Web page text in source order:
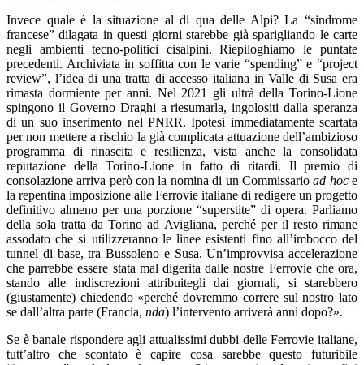
Invece quale è la situazione al di qua delle Alpi? La “sindrome
francese” dilagata in questi giorni starebbe già sparigliando le carte
negli ambienti tecno-politici cisalpini. Riepiloghiamo le puntate
precedenti. Archiviata in soffitta con le varie “spending” e “project
review”, l’idea di una tratta di accesso italiana in Valle di Susa era
rimasta dormiente per anni. Nel 2021 gli ultrà della Torino-Lione
spingono il Governo Draghi a riesumarla, ingolositi dalla speranza
di un suo inserimento nel PNRR. Ipotesi immediatamente scartata
per non mettere a rischio la già complicata attuazione dell’ambizioso
programma di rinascita e resilienza, vista anche la consolidata
reputazione della Torino-Lione in fatto di ritardi. Il premio di
consolazione arriva però con la nomina di un Commissarioad hoce
la repentina imposizione alle Ferrovie italiane di redigere un progetto
definitivo almeno per una porzione “superstite” di opera. Parliamo
della sola tratta da Torino ad Avigliana, perché per il resto rimane
assodato che si utilizzeranno le linee esistenti fino all’imbocco del
tunnel di base, tra Bussoleno e Susa. Un’improvvisa accelerazione
che parrebbe essere stata mal digerita dalle nostre Ferrovie che ora,
stando alle indiscrezioni attribuitegli dai giornali, si starebbero
(giustamente) chiedendo «perché dovremmo correre sul nostro lato
se dall’altra parte (Francia, nda) l’intervento arriverà anni dopo?».
Se è banale rispondere agli attualissimi dubbi delle Ferrovie italiane,
tutt’altro che scontato è capire cosa sarebbe questo futuribile